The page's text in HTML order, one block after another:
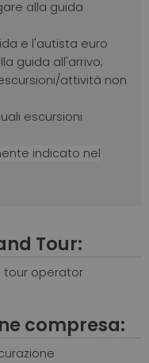
alla guida
e l'autista euro
guida all'arrivo;
attività non
escursioni
indicato nel
Tour:
tour operator
compresa: